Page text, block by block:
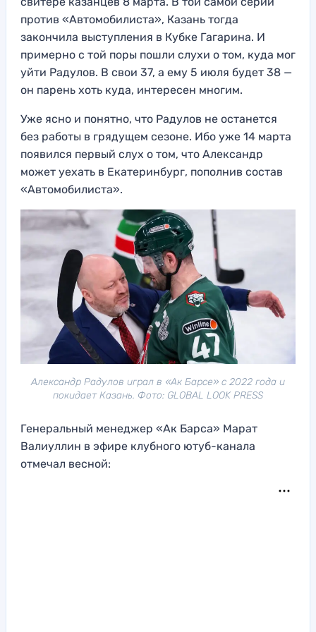
против «Автомобилиста», Казань тогда
закончила выступления в Кубке Гагарина. И
примерно с той поры пошли слухи о том, куда мог
уйти Радулов. В свои 37, а ему 5 июля будет 38 —
он парень хоть куда, интересен многим.
Уже ясно и понятно, что Радулов не останется
без работы в грядущем сезоне. Ибо уже 14 марта
появился первый слух о том, что Александр
может уехать в Екатеринбург, пополнив состав
«Автомобилиста».
Александр Радулов играл в «Ак Барсе» с 2022 года и
покидает Казань. Фото: GLOBAL LOOK PRESS
Генеральный менеджер «Ак Барса» Марат
Валиуллин в эфире клубного ютуб-канала
отмечал весной: